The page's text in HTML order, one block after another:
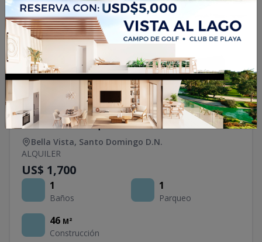
1/15
Oficina en Alquiler en Bella Vista
Bella Vista, Santo Domingo D.N.
ALQUILER
US$ 1,700
1
Baños
1
Parqueo
46 M²
Construcción